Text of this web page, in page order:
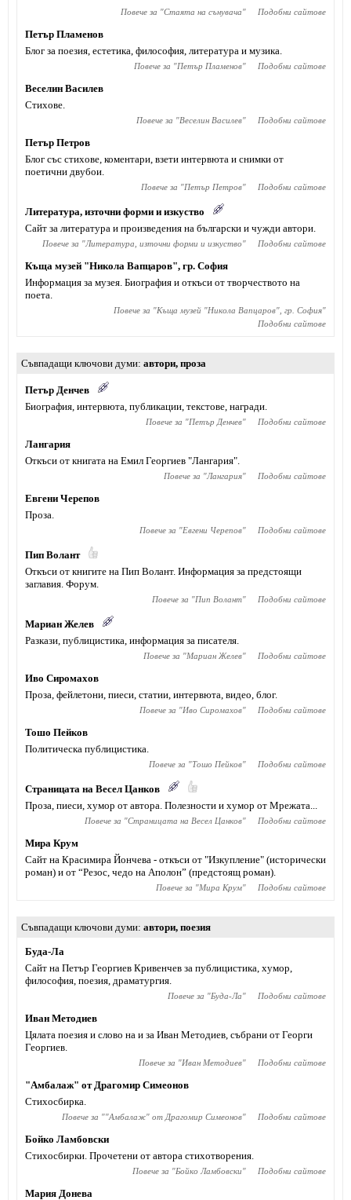
Повече за "Стаята на сънувача" Подобни сайтове
Петър Пламенов
Блог за поезия, естетика, философия, литература и музика.
Повече за "Петър Пламенов" Подобни сайтове
Веселин Василев
Стихове.
Повече за "Веселин Василев" Подобни сайтове
Петър Петров
Блог със стихове, коментари, взети интервюта и снимки от
поетични двубои.
Повече за "Петър Петров" Подобни сайтове
Литература, източни форми и изкуство
Сайт за литература и произведения на български и чужди автори.
Повече за "Литература, източни форми и изкуство" Подобни сайтове
Къща музей "Никола Вапцаров", гр. София
Информация за музея. Биография и откъси от творчеството на
поета.
Повече за "Къща музей "Никола Вапцаров", гр. София"
Подобни сайтове
Съвпадащи ключови думи автори, проза
Петър Денчев
Биография, интервюта, публикации, текстове, награди.
Повече за "Петър Денчев" Подобни сайтове
Лангария
Откъси от книгата на Емил Георгиев "Лангария".
Повече за "Лангария" Подобни сайтове
Евгени Черепов
Проза.
Повече за "Евгени Черепов" Подобни сайтове
Пип Волант
Откъси от книгите на Пип Волант. Информация за предстоящи
заглавия. Форум.
Повече за "Пип Волант" Подобни сайтове
Мариан Желев
Разкази, публицистика, информация за писателя.
Повече за "Мариан Желев" Подобни сайтове
Иво Сиромахов
Проза, фейлетони, пиеси, статии, интервюта, видео, блог.
Повече за "Иво Сиромахов" Подобни сайтове
Тошо Пейков
Политическа публицистика.
Повече за "Тошо Пейков" Подобни сайтове
Страницата на Весел Цанков
Проза, пиеси, хумор от автора. Полезности и хумор от Мрежата...
Повече за "Страницата на Весел Цанков" Подобни сайтове
Мира Крум
Сайт на Красимира Йончева - откъси от "Изкупление" (исторически
роман) и от “Резос, чедо на Аполон” (предстоящ роман).
Повече за "Мира Крум" Подобни сайтове
Съвпадащи ключови думи автори, поезия
Буда-Ла
Сайт на Петър Георгиев Кривенчев за публицистика, хумор,
философия, поезия, драматургия.
Повече за "Буда-Ла" Подобни сайтове
Иван Методиев
Цялата поезия и слово на и за Иван Методиев, събрани от Георги
Георгиев.
Повече за "Иван Методиев" Подобни сайтове
"Амбалаж" от Драгомир Симеонов
Стихосбирка.
Повече за ""Амбалаж" от Драгомир Симеонов" Подобни сайтове
Бойко Ламбовски
Стихосбирки. Прочетени от автора стихотворения.
Повече за "Бойко Ламбовски" Подобни сайтове
Мария Донева